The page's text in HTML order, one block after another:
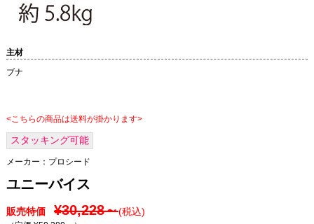
主材
ブナ
<こちらの商品は送料が掛かります>
スタッキング可能
メーカー： プロシード
ユニーバイス
販売特価 ¥30,228～(税込)